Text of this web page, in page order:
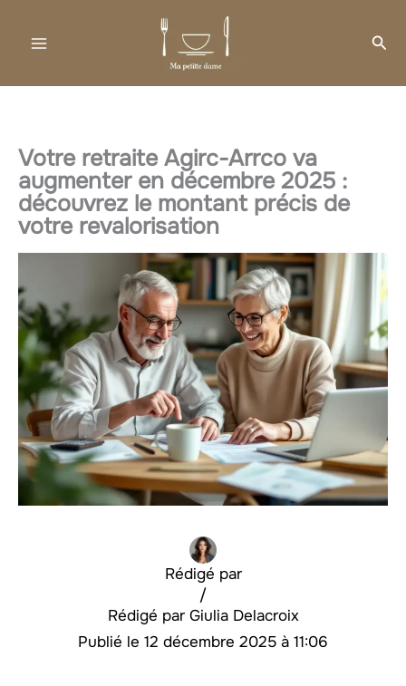
Votre retraite Agirc-Arrco va
augmenter en décembre 2025 :
découvrez le montant précis de
votre revalorisation
Rédigé par
Giulia Delacroix
/
12 décembre 2025 à 11:06